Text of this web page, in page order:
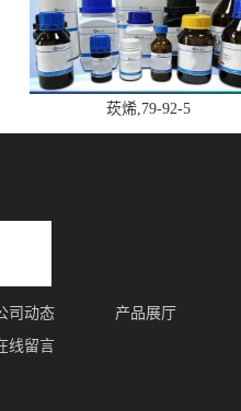
莰烯,79-92-5
司动态
产品展厅
线留言